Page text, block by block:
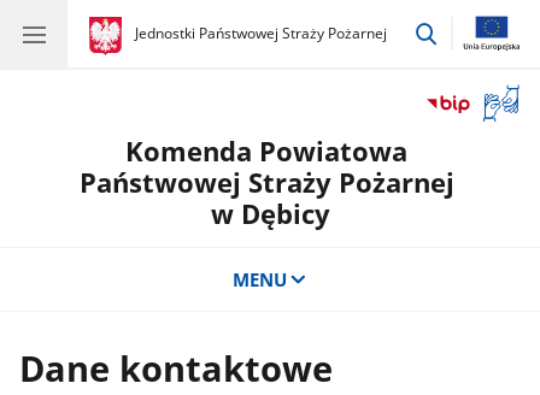
gov.pl
Jednostki Państwowej Straży Pożarnej
gov.pl
Jednostki
przejdź
okno
Komenda Powiatowa
Państwowej Straży Pożarnej
w Dębicy
MENU
Dane kontaktowe